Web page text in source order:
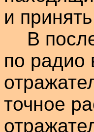
и
В
по радио
точное